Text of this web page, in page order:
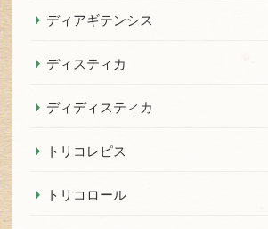
ディアギテンシス
ディスティカ
ディディスティカ
トリコレピス
トリコロール